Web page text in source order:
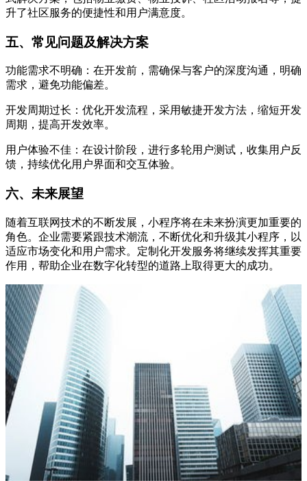
升了社区服务的便捷性和用户满意度。
五、常见问题及解决方案
功能需求不明确：在开发前，需确保与客户的深度沟通，明确
需求，避免功能偏差。
开发周期过长：优化开发流程，采用敏捷开发方法，缩短开发
周期，提高开发效率。
用户体验不佳：在设计阶段，进行多轮用户测试，收集用户反
馈，持续优化用户界面和交互体验。
六、未来展望
随着互联网技术的不断发展，小程序将在未来扮演更加重要的
角色。企业需要紧跟技术潮流，不断优化和升级其小程序，以
适应市场变化和用户需求。定制化开发服务将继续发挥其重要
作用，帮助企业在数字化转型的道路上取得更大的成功。